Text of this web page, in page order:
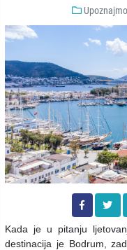
Kada je u pitanju
destinacija je Bodrum,